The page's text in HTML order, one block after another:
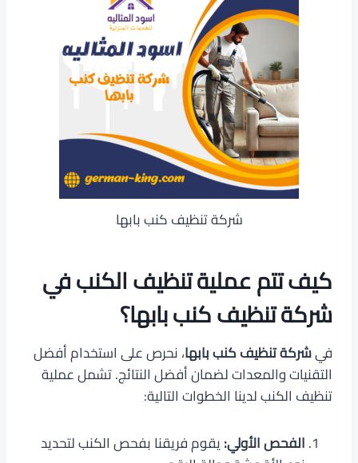
شركة تنظيف كنب بابها
كيف تتم عملية تنظيف الكنب في
شركة تنظيف كنب بابها؟
فيشركة تنظيف كنب بابها، نحرص على استخدام أفضل
التقنيات والمعدات لضمان أفضل النتائج. تشمل عملية
تنظيف الكنب لدينا الخطوات التالية:
الفحص الأولي:يقوم فريقنا بفحص الكنب لتحديد